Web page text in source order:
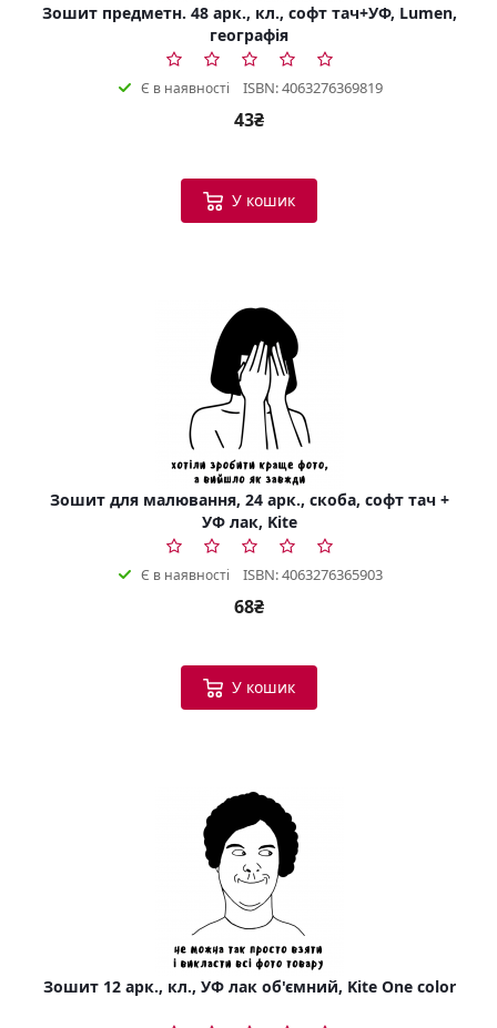
Зошит предметн. 48 арк., кл., софт тач+УФ, Lumen,
географія
Є в наявності ISBN: 4063276369819
43₴
У кошик
Зошит для малювання, 24 арк., скоба, софт тач +
УФ лак, Kite
Є в наявності ISBN: 4063276365903
68₴
У кошик
Зошит 12 арк., кл., УФ лак об'ємний, Kite One color